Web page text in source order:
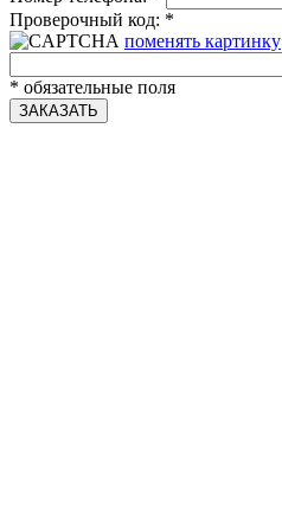
Проверочный код: *
поменять картинку
* обязательные поля
ЗАКАЗАТЬ